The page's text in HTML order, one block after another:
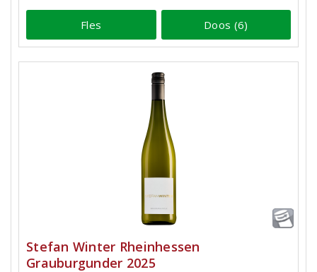
Fles Doos (6)
Stefan Winter Rheinhessen
Grauburgunder 2025